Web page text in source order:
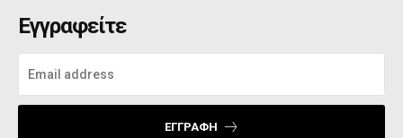
Εγγραφείτε
ΕΓΓΡΑΦΉ